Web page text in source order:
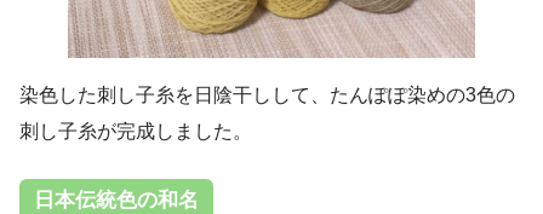
染色した刺し子糸を日陰干しして、たんぽぽ染めの3色の
刺し子糸が完成しました。
日本伝統色の和名